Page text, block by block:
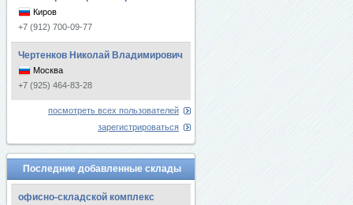
Киров
+7 (912) 700-09-77
Чертенков Николай Владимирович
Москва
+7 (925) 464-83-28
посмотреть всех пользователей
зарегистрироваться
Последние добавленные склады
офисно-складской комплекс